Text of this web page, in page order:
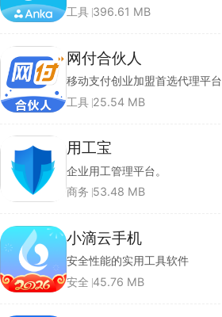
工具 396.61 MB
网付合伙人
移动支付创业加盟首选代理平台
工具 25.54 MB
用工宝
企业用工管理平台。
商务 53.48 MB
小滴云手机
安全性能的实用工具软件
安全 45.76 MB